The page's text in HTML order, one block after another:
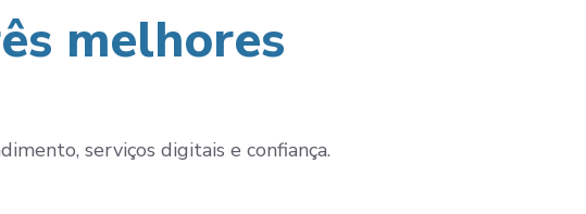
melhores
serviços digitais e confiança.